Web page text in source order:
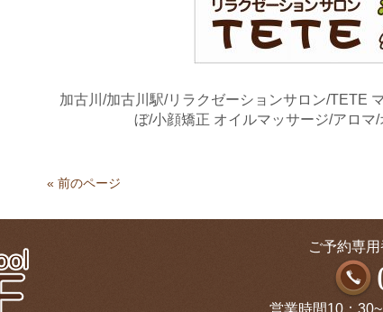
加古川/加古川駅/リラクゼーションサロン/TETE
ぼ/小顔矯正 オイルマッサージ/アロマ
« 前のページ
ご予約専
営業時間10：